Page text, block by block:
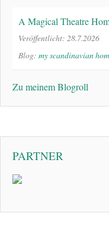
A Magical Theatre
Veröffentlicht: 28.7.2026
Blog: my scandinavian
Zu meinem Blogroll
PARTNER